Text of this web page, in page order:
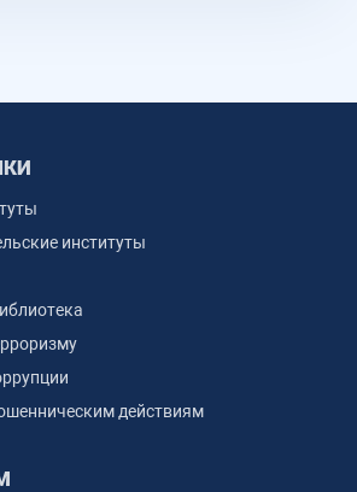
институты
действиям